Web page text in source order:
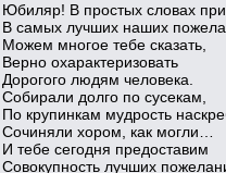
Юбиляр! В простых словах
В самых лучших наших
Можем многое тебе сказать,
Верно охарактеризовать
Дорогого людям человека.
Собирали долго по сусекам,
По крупинкам мудрость
Сочиняли хором, как могли…
И тебе сегодня предоставим
Совокупность лучших